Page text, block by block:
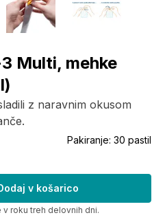
Multi, mehke
z naravnim okusom
Pakiranje: 30 pastil
v košarico
roku treh delovnih dni.